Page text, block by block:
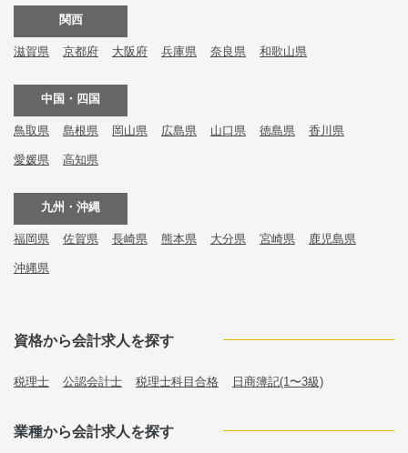
関西
滋賀県 京都府 大阪府 兵庫県 奈良県 和歌山県
中国・四国
鳥取県 島根県 岡山県 広島県 山口県 徳島県 香川県
愛媛県 高知県
九州・沖縄
福岡県 佐賀県 長崎県 熊本県 大分県 宮崎県 鹿児島県
沖縄県
資格から会計求人を探す
税理士 公認会計士 税理士科目合格 日商簿記(1〜3級)
業種から会計求人を探す